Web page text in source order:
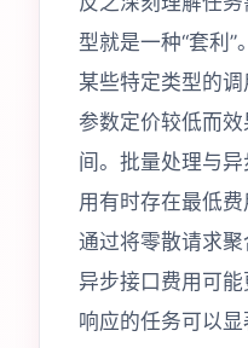
型就是一种“套利
某些特定类型的
参数定价较低而
间。批量处理与
用有时存在最低费
通过将零散请求
异步接口费用可
响应的任务可以